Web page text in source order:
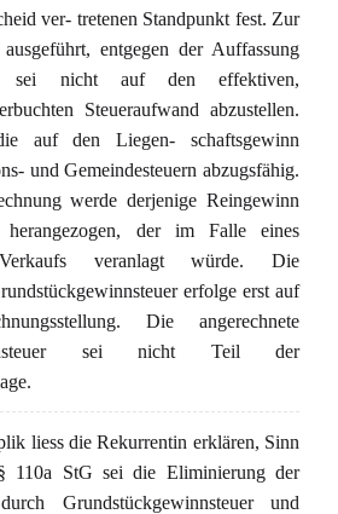
ver- tretenen Standpunkt fest. Zur
entgegen der Auffassung
sei nicht auf den effektiven,
Steueraufwand abzustellen.
auf den Liegen- schaftsgewinn
und Gemeindesteuern abzugsfähig.
werde derjenige Reingewinn
herangezogen, der im Falle eines
veranlagt würde. Die
erfolge erst auf
Die angerechnete
sei nicht Teil der
liess die Rekurrentin erklären, Sinn
110a StG sei die Eliminierung der
Grundstückgewinnsteuer und